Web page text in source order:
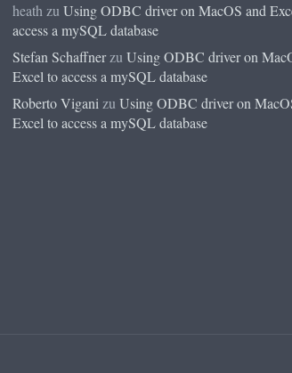
heathzuUsing ODBC driver on MacOS and
access a mySQL database
Stefan SchaffnerzuUsing ODBC driver on
Excel to access a mySQL database
Roberto ViganizuUsing ODBC driver on
Excel to access a mySQL database